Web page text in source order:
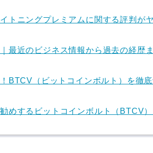
トニングプレミアムに関する評判が
最近のビジネス情報から過去の経歴
BTCV（ビットコインボルト）を徹底
めするビットコインボルト（BTCV）